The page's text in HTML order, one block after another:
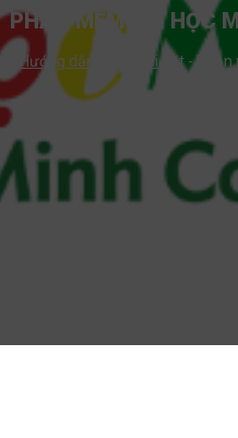
PHẦN MỀM VUI HỌC
Hướng dẫn tải và cài đặt-Phần